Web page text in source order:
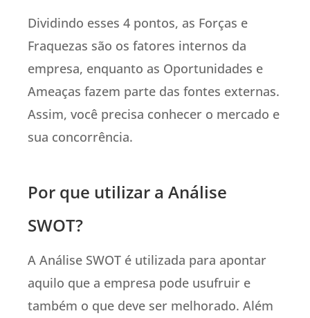
Dividindo esses 4 pontos, as Forças e
Fraquezas são os fatores internos da
empresa, enquanto as Oportunidades e
Ameaças fazem parte das fontes externas.
Assim, você precisa conhecer o mercado e
sua concorrência.
Por que utilizar a Análise
SWOT?
A Análise SWOT é utilizada para apontar
aquilo que a empresa pode usufruir e
também o que deve ser melhorado. Além